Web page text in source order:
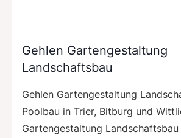
Gehlen Gartengestaltung
Landschaftsbau
Gehlen Gartengestaltung
Poolbau in Trier, Bitburg und
Gartengestaltung